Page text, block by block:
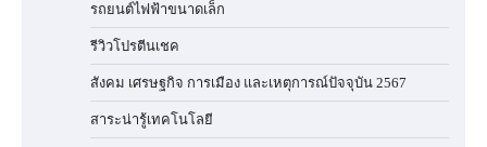
รถยนต์ไฟฟ้าขนาดเล็ก
รีวิวโปรตีนเชค
สังคม เศรษฐกิจ การเมือง และเหตุการณ์ปัจจุบัน 2567
สาระน่ารู้เทคโนโลยี